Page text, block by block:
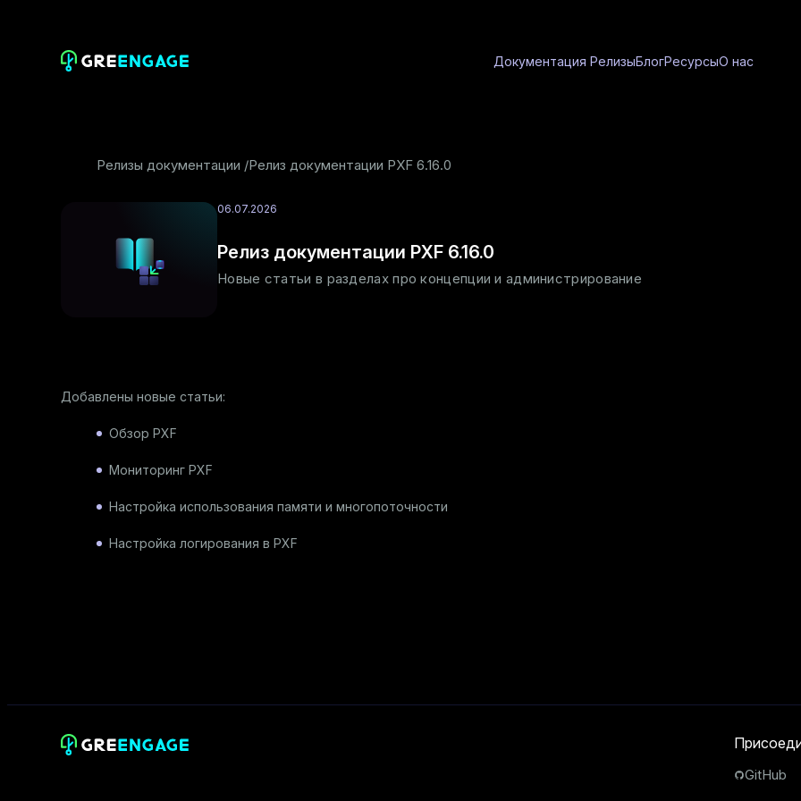
Документация РелизыБлогРесурсыО нас
Релизы документации Релиз документации PXF 6.16.0
06.07.2026
Релиз документации PXF 6.16.0
Новые статьи в разделах про концепции и администрирование
Добавлены новые статьи:
Обзор PXF
Мониторинг PXF
Настройка использования памяти и многопоточности
Настройка логирования в PXF
GitHub